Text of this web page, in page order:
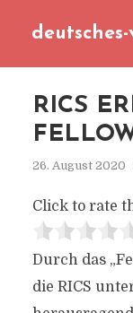
RICS
26. August 2020
Click to rate
Durch das
die RICS